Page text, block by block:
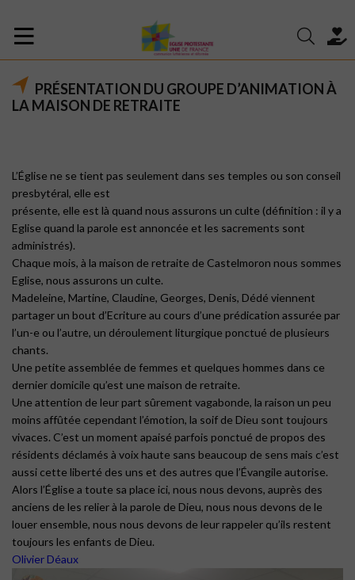
PRÉSENTATION DU GROUPE D’ANIMATION À
LA MAISON DE RETRAITE
L’Église ne se tient pas seulement dans ses temples ou son conseil
presbytéral, elle est
présente, elle est là quand nous assurons un culte (définition : il y a
Eglise quand la parole est annoncée et les sacrements sont
administrés).
Chaque mois, à la maison de retraite de Castelmoron nous sommes
Eglise, nous assurons un culte.
Madeleine, Martine, Claudine, Georges, Denis, Dédé viennent
partager un bout d’Ecriture au cours d’une prédication assurée par
l’un-e ou l’autre, un déroulement liturgique ponctué de plusieurs
chants.
Une petite assemblée de femmes et quelques hommes dans ce
dernier domicile qu’est une maison de retraite.
Une attention de leur part sûrement vagabonde, la raison un peu
moins affûtée cependant l’émotion, la soif de Dieu sont toujours
vivaces. C’est un moment apaisé parfois ponctué de propos des
résidents déclamés à voix haute sans beaucoup de sens mais c’est
aussi cette liberté des uns et des autres que l’Évangile autorise.
Alors l’Église a toute sa place ici, nous nous devons, auprès des
anciens de les relier à la parole de Dieu, nous nous devons de le
louer ensemble, nous nous devons de leur rappeler qu’ils restent
toujours les enfants de Dieu.
Olivier Déaux